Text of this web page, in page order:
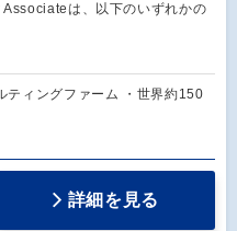
は、以下のいずれかの
ティングファーム ・世界約150
詳細を見る